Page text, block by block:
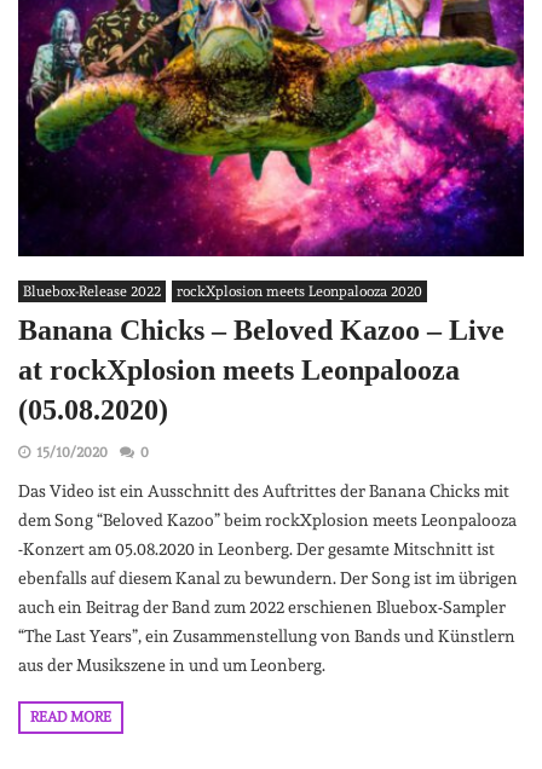
Bluebox-Release 2022 rockXplosion meets Leonpalooza 2020
Banana Chicks – Beloved Kazoo – Live
at rockXplosion meets Leonpalooza
(05.08.2020)
15/10/2020 0
Das Video ist ein Ausschnitt des Auftrittes der Banana Chicks mit
dem Song “Beloved Kazoo” beim rockXplosion meets Leonpalooza
-Konzert am 05.08.2020 in Leonberg. Der gesamte Mitschnitt ist
ebenfalls auf diesem Kanal zu bewundern. Der Song ist im übrigen
auch ein Beitrag der Band zum 2022 erschienen Bluebox-Sampler
“The Last Years”, ein Zusammenstellung von Bands und Künstlern
aus der Musikszene in und um Leonberg.
READ MORE